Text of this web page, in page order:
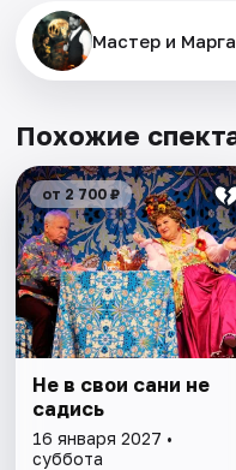
Мастер и
Похожие
от 2 700 ₽
Не в свои сани не
садись
16 января 2027 •
суббота